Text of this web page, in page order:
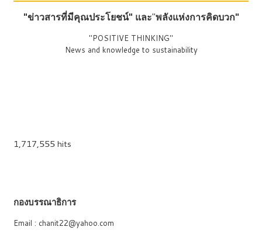
"ข่าวสารที่มีคุณประโยชน์" และ"พลังแห่งการคิดบวก"
"POSITIVE THINKING"
News and knowledge to sustainability
1,717,555 hits
กองบรรณาธิการ
Email : chanit22@yahoo.com